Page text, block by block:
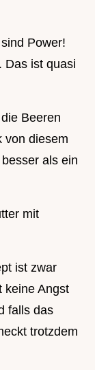
Power!
Das ist quasi
Beeren
von diesem
als ein
mit
ist zwar
keine Angst
falls das
trotzdem